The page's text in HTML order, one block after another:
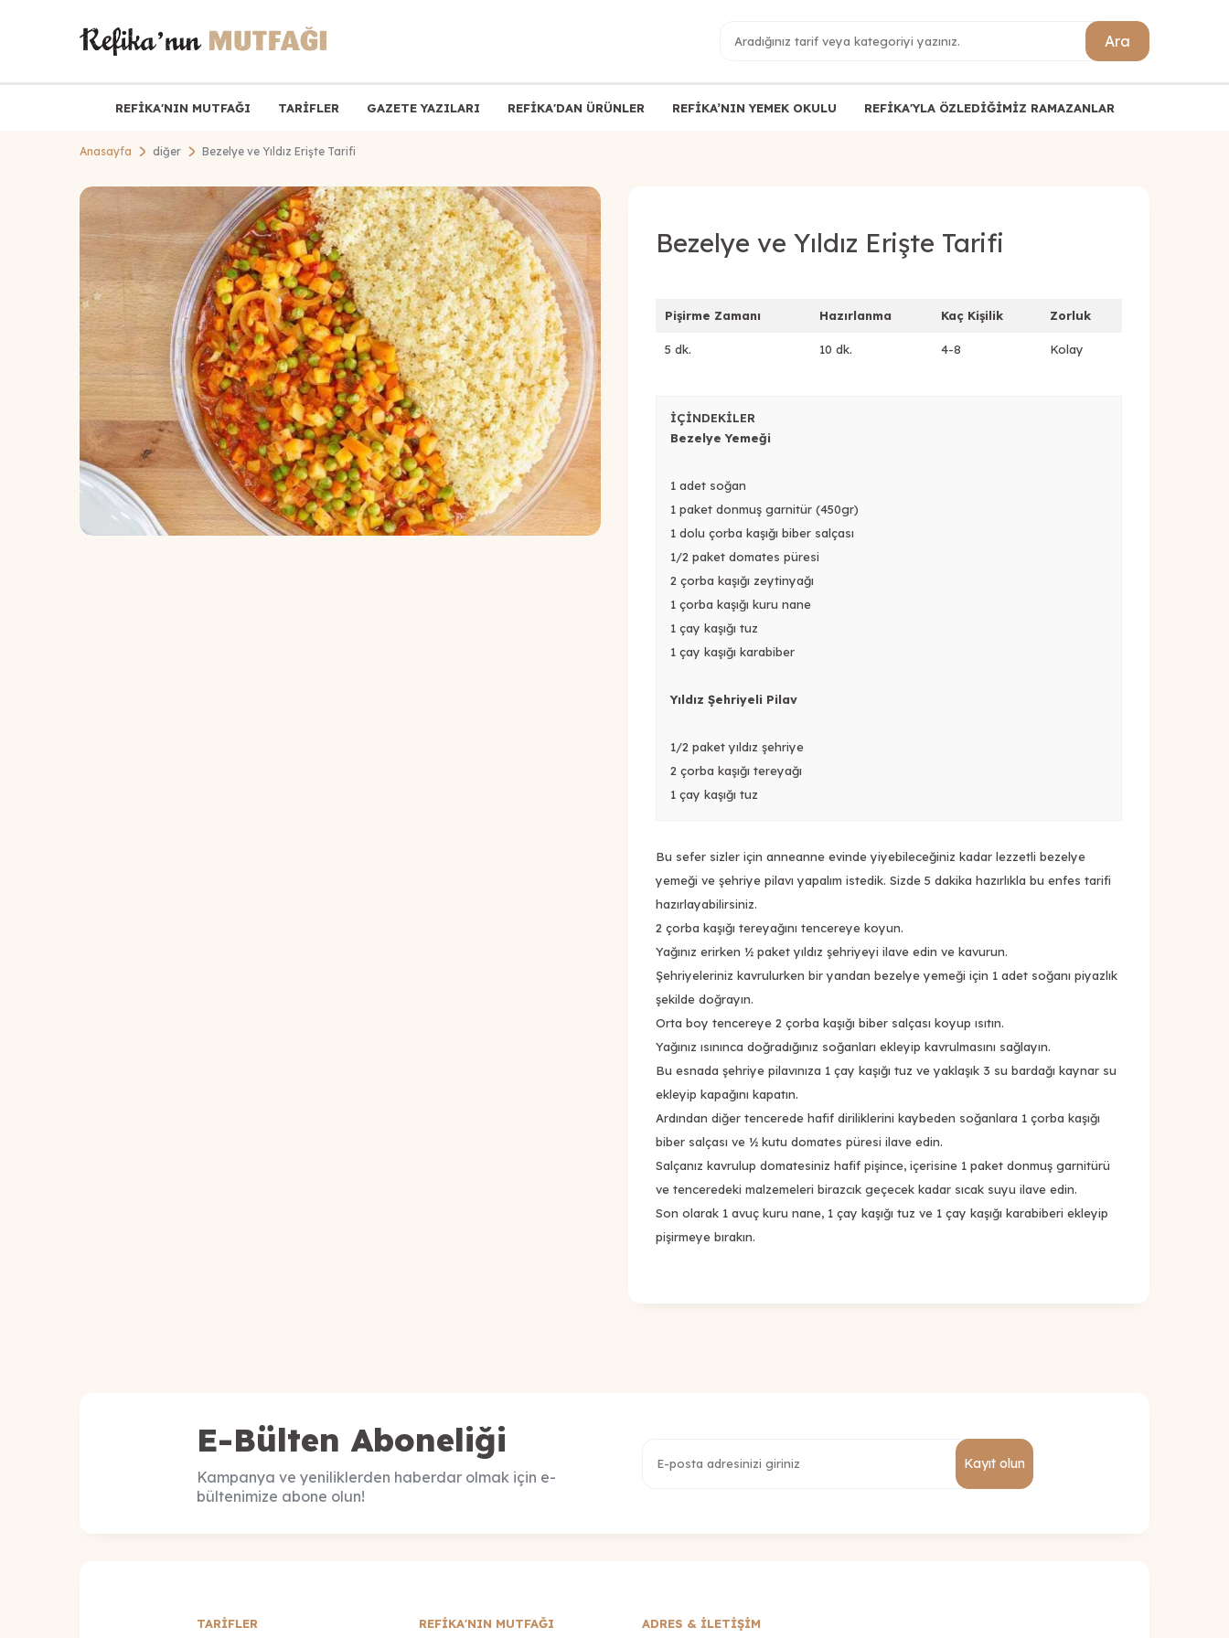
Ara
REFİKA'NIN MUTFAĞI TARİFLER GAZETE YAZILARI REFİKA'DAN ÜRÜNLER REFİKA’NIN YEMEK OKULU REFİKA'YLA ÖZLEDİĞİMİZ RAMAZANLAR
Anasayfa diğer Bezelye ve Yıldız Erişte Tarifi
Bezelye ve Yıldız Erişte Tarifi
Pişirme Zamanı Hazırlanma Kaç Kişilik Zorluk
5 dk. 10 dk. 4-8 Kolay
İÇİNDEKİLER
Bezelye Yemeği
1 adet soğan
1 paket donmuş garnitür (450gr)
1 dolu çorba kaşığı biber salçası
1/2 paket domates püresi
2 çorba kaşığı zeytinyağı
1 çorba kaşığı kuru nane
1 çay kaşığı tuz
1 çay kaşığı karabiber
Yıldız Şehriyeli Pilav
1/2 paket yıldız şehriye
2 çorba kaşığı tereyağı
1 çay kaşığı tuz
Bu sefer sizler için anneanne evinde yiyebileceğiniz kadar lezzetli bezelye
yemeği ve şehriye pilavı yapalım istedik. Sizde 5 dakika hazırlıkla bu enfes tarifi
hazırlayabilirsiniz.
2 çorba kaşığı tereyağını tencereye koyun.
Yağınız erirken ½ paket yıldız şehriyeyi ilave edin ve kavurun.
Şehriyeleriniz kavrulurken bir yandan bezelye yemeği için 1 adet soğanı piyazlık
şekilde doğrayın.
Orta boy tencereye 2 çorba kaşığı biber salçası koyup ısıtın.
Yağınız ısınınca doğradığınız soğanları ekleyip kavrulmasını sağlayın.
Bu esnada şehriye pilavınıza 1 çay kaşığı tuz ve yaklaşık 3 su bardağı kaynar su
ekleyip kapağını kapatın.
Ardından diğer tencerede hafif diriliklerini kaybeden soğanlara 1 çorba kaşığı
biber salçası ve ½ kutu domates püresi ilave edin.
Salçanız kavrulup domatesiniz hafif pişince, içerisine 1 paket donmuş garnitürü
ve tenceredeki malzemeleri birazcık geçecek kadar sıcak suyu ilave edin.
Son olarak 1 avuç kuru nane, 1 çay kaşığı tuz ve 1 çay kaşığı karabiberi ekleyip
pişirmeye bırakın.
E-Bülten Aboneliği
Kampanya ve yeniliklerden haberdar olmak için e-
bültenimize abone olun!
Kayıt olun
TARİFLER REFİKA'NIN MUTFAĞI ADRES & İLETIŞIM